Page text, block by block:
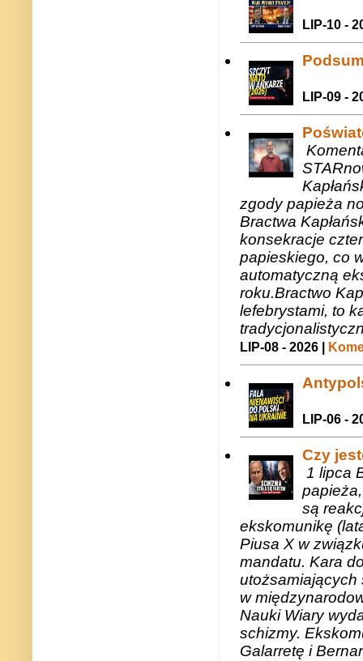
LIP-10 -
LIP-09 -
zgody papieża
Bractwa
konsekracje
papieskiego, co
automatyczną
roku.Bractwo
lefebrystami, to
LIP-08 - 2026 |
LIP-06 -
Czy
1 lipca
są
ekskomunikę
Piusa X w
mandatu. Kara
utożsamiających
w
Nauki Wiary
schizmy.
Galarretę i